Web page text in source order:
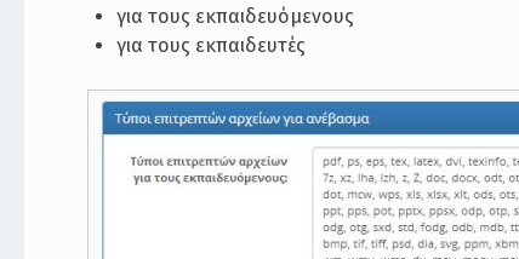
για τους εκπαιδευόμενους
για τους εκπαιδευτές